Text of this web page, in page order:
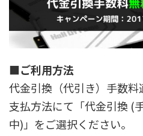
■ご利用方法
代金引換（代引き）手数
支払方法にて「代金引換 (
中)」をご選択ください。